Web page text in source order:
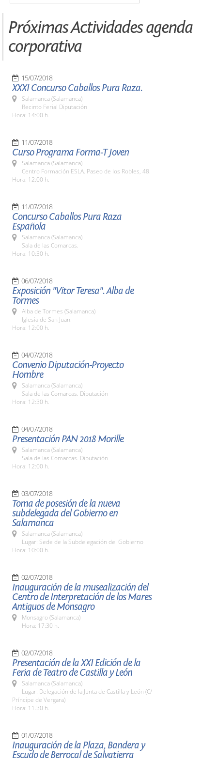
Próximas Actividades agenda
corporativa
15/07/2018
XXXI Concurso Caballos Pura Raza.
Salamanca (Salamanca)
Recinto Ferial Diputación
Hora: 14:00 h.
11/07/2018
Curso Programa Forma-T Joven
Salamanca (Salamanca)
Centro Formación ESLA. Paseo de los Robles, 48.
Hora: 12:00 h.
11/07/2018
Concurso Caballos Pura Raza
Española
Salamanca (Salamanca)
Sala de las Comarcas.
Hora: 10:30 h.
06/07/2018
Exposición "Vítor Teresa". Alba de
Tormes
Alba de Tormes (Salamanca)
Iglesia de San Juan.
Hora: 12:00 h.
04/07/2018
Convenio Diputación-Proyecto
Hombre
Salamanca (Salamanca)
Sala de las Comarcas. Diputación
Hora: 12:30 h.
04/07/2018
Presentación PAN 2018 Morille
Salamanca (Salamanca)
Sala de las Comarcas. Diputación
Hora: 12:00 h.
03/07/2018
Toma de posesión de la nueva
subdelegada del Gobierno en
Salamanca
Salamanca (Salamanca)
Lugar: Sede de la Subdelegación del Gobierno
Hora: 10:00 h.
02/07/2018
Inauguración de la musealización del
Centro de Interpretación de los Mares
Antiguos de Monsagro
Monsagro (Salamanca)
Hora: 17:30 h.
02/07/2018
Presentación de la XXI Edición de la
Feria de Teatro de Castilla y León
Salamanca (Salamanca)
Lugar: Delegación de la Junta de Castilla y León (C/
Príncipe de Vergara)
Hora: 11.30 h.
01/07/2018
Inauguración de la Plaza, Bandera y
Escudo de Berrocal de Salvatierra